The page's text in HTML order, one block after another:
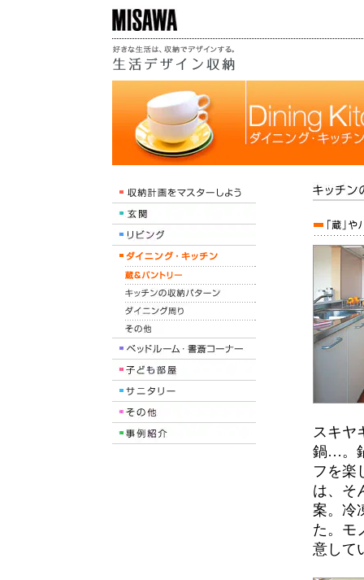
スキヤ
鍋…。
フを楽
は、そ
案。冷
た。モ
意して